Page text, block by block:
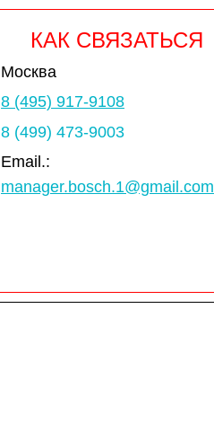
КАК СВЯЗАТЬСЯ
Москва
8 (495) 917-9108
8 (499) 473-9003
Email.:
manager.bosch.1@gmail.com